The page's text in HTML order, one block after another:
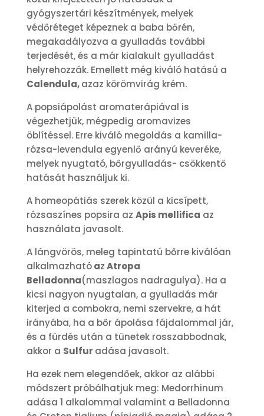
gyógyszertári készítmények, melyek
védőréteget képeznek a baba bőrén,
megakadályozva a gyulladás további
terjedését, és a már kialakult gyulladást
helyrehozzák. Emellett még kiváló hatású a
Calendula,azaz körömvirág krém.
A popsiápolást aromaterápiával is
végezhetjük, mégpedig aromavizes
öblítéssel. Erre kiváló megoldás a kamilla-
rózsa-levendula egyenlő arányú keveréke,
melyek nyugtató, bőrgyulladás- csökkentő
hatását használjuk ki.
A homeopátiás szerek közül a kicsípett,
rózsaszínes popsira az Apis mellifica az
használata javasolt.
A lángvörös, meleg tapintatú bőrre kiválóan
alkalmazhatóazAtropa
Belladonna(maszlagos nadragulya). Ha a
kicsi nagyon nyugtalan, a gyulladás már
kiterjed a combokra, nemi szervekre, a hát
irányába, ha a bőr ápolása fájdalommal jár,
és a fürdés után a tünetek rosszabbodnak,
akkor a Sulfur adása javasolt.
Ha ezek nem elegendőek, akkor az alábbi
módszert próbálhatjuk meg: Medorrhinum
adása 1 alkalommal valamint a Belladonna